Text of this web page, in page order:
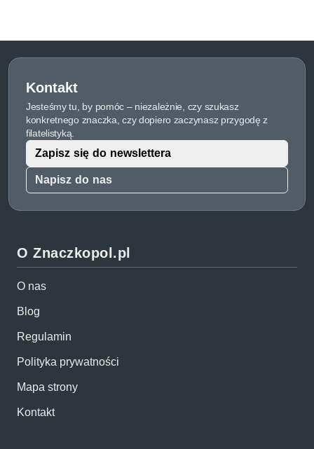
Kontakt
Jesteśmy tu, by pomóc – niezależnie, czy szukasz
konkretnego znaczka, czy dopiero zaczynasz przygodę z
filatelistyką.
Napisz do nas
Zapisz się do newslettera
O Znaczkopol.pl
O nas
Blog
Regulamin
Polityka prywatności
Mapa strony
Kontakt